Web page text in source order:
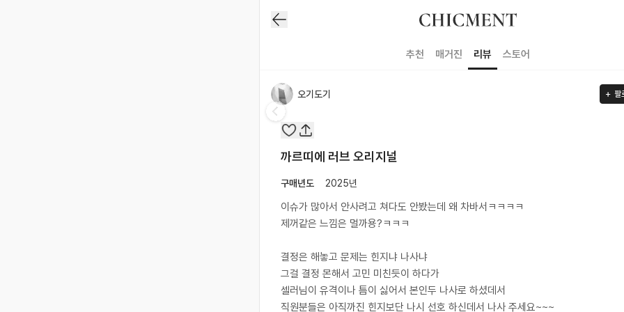
추천 매거진 리뷰 스토어
오기도기 팔
까르띠에 러브 오리지널
구매년도 2025년
이슈가 많아서 안사려고 쳐다도 안봤는데 왜 차바서ㅋㅋㅋㅋ
제꺼같은 느낌은 멀까용?ㅋㅋㅋ
결정은 해놓고 문제는 힌지냐 나사냐
그걸 결정 몬해서 고민 미친듯이 하다가
셀러님이 유격이나 틈이 싫어서 본인두 나사로 하셨데서
직원분들은 아직까진 힌지보단 나시 선호 하신데서 나사 주세요~~~